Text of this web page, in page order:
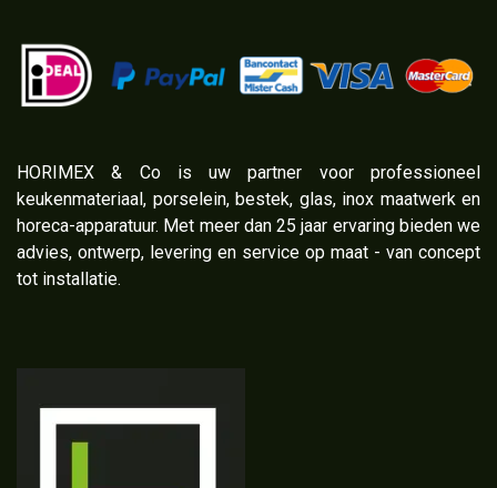
​HORIMEX & Co is uw partner voor professioneel
keukenmateriaal, porselein, bestek, glas, inox maatwerk en
horeca-apparatuur. Met meer dan 25 jaar ervaring bieden we
advies, ontwerp, levering en service op maat - van concept
tot installatie.